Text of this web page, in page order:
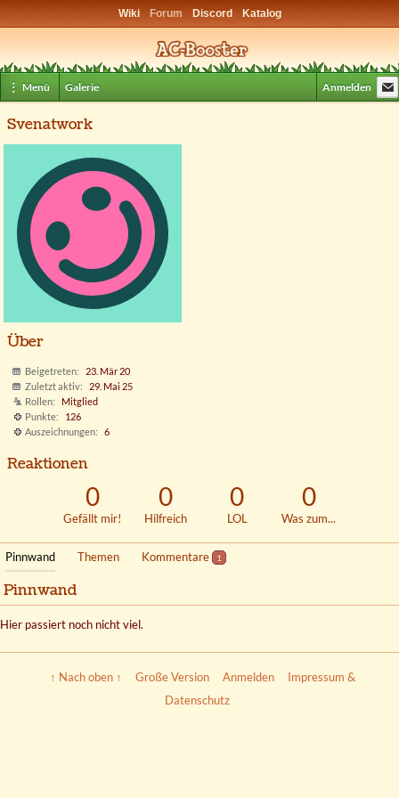
Wiki Forum Discord Katalog
⋮ Menü Galerie Anmelden
Svenatwork
Über
Beigetreten
23. Mär 20
Zuletzt aktiv
29. Mai 25
Rollen
Mitglied
Punkte
126
Auszeichnungen
6
Reaktionen
0
Gefällt mir!
0
Hilfreich
0
LOL
0
Was zum...
Pinnwand Themen Kommentare 1
Pinnwand
Hier passiert noch nicht viel.
↑ Nach oben ↑ Große Version Anmelden
Impressum &
Datenschutz